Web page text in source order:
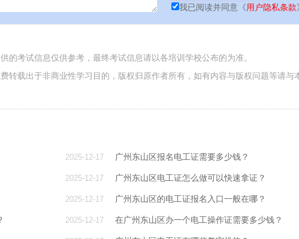
我已阅读并同意 《用户隐私条款
的考试信息仅供参考，最终考试信息请以各培训学校公布的为准。
转载出于非商业性学习目的，版权归原作者所有，如有内容与版权问题等请与
2025-12-17 广州东山区报名电工证需要多少钱？
2025-12-17 广州东山区电工证怎么做可以快速拿证？
2025-12-17 广州东山区的电工证报名入口一般在哪？
2025-12-17 在广州东山区办一个电工操作证需要多少钱？